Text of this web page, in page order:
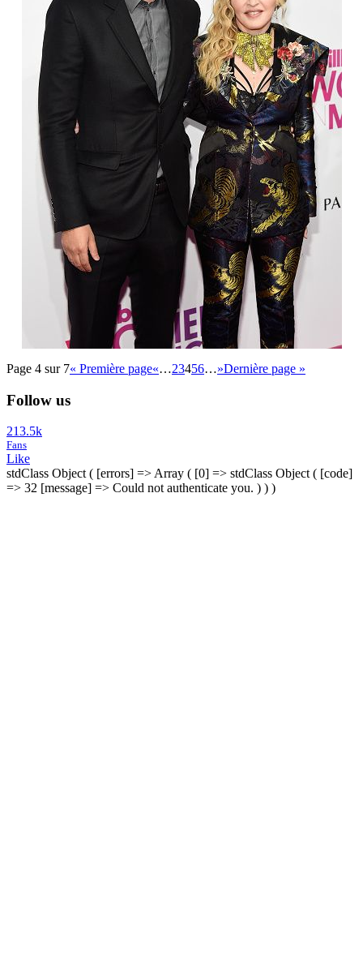
Page 4 sur 7« Première page«…23456…»Dernière page »
Follow us
213.5k
Fans
Like
stdClass Object ( [errors] => Array ( [0] => stdClass Object ( [code]
=> 32 [message] => Could not authenticate you. ) ) )